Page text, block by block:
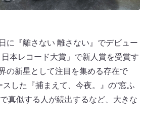
に『離さない 離さない』でデビュー
本レコード⼤賞」で新⼈賞を受賞す
の新星として注⽬を集める存在で
した『捕まえて、今夜。』の“窓ふ
真似する⼈が続出するなど、⼤きな